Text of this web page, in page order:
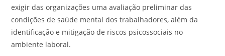
exigir das organizações uma avaliação preliminar das
condições de saúde mental dos trabalhadores, além da
identificação e mitigação de riscos psicossociais no
ambiente laboral.